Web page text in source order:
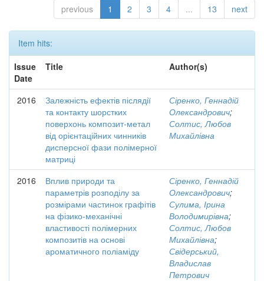
previous 1 2 3 4 ... 13 next
Item hits:
Issue
Date
Title Author(s)
2016
Залежність ефектів післядії
та контакту шорстких
поверхонь композит-метал
від орієнтаційних чинників
дисперсної фази полімерної
матриці
Сіренко, Геннадій
Олександрович;
Солтис, Любов
Михайлівна
2016
Вплив природи та
параметрів розподілу за
розмірами частинок графітів
на фізико-механічні
властивості полімерних
композитів на основі
ароматичного поліаміду
Сіренко, Геннадій
Олександрович;
Сулима, Ірина
Володимирівна;
Солтис, Любов
Михайлівна;
Свідерський,
Владислав
Петрович